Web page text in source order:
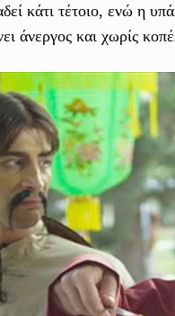
κάτι τέτοιο, ενώ η
άνεργος και χωρίς